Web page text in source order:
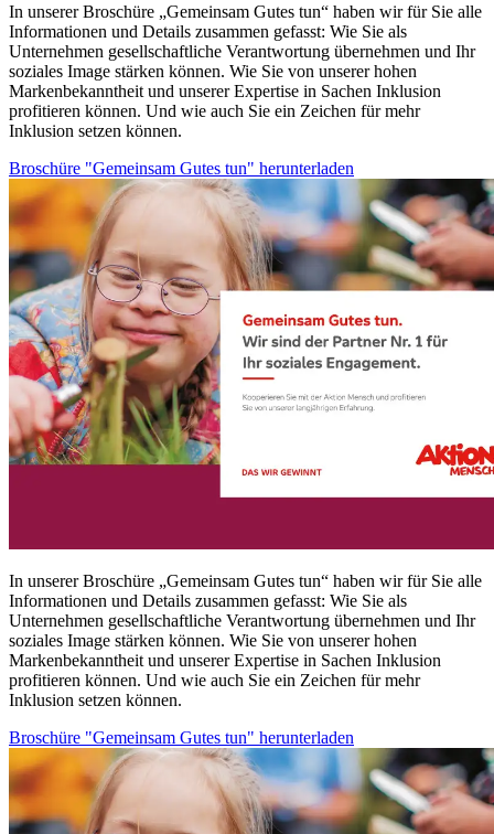
In unserer Broschüre „Gemeinsam Gutes tun“ haben wir für Sie alle
Informationen und Details zusammen gefasst: Wie Sie als
Unternehmen gesellschaftliche Verantwortung übernehmen und Ihr
soziales Image stärken können. Wie Sie von unserer hohen
Markenbekanntheit und unserer Expertise in Sachen Inklusion
profitieren können. Und wie auch Sie ein Zeichen für mehr
Inklusion setzen können.
Broschüre "Gemeinsam Gutes tun" herunterladen
In unserer Broschüre „Gemeinsam Gutes tun“ haben wir für Sie alle
Informationen und Details zusammen gefasst: Wie Sie als
Unternehmen gesellschaftliche Verantwortung übernehmen und Ihr
soziales Image stärken können. Wie Sie von unserer hohen
Markenbekanntheit und unserer Expertise in Sachen Inklusion
profitieren können. Und wie auch Sie ein Zeichen für mehr
Inklusion setzen können.
Broschüre "Gemeinsam Gutes tun" herunterladen